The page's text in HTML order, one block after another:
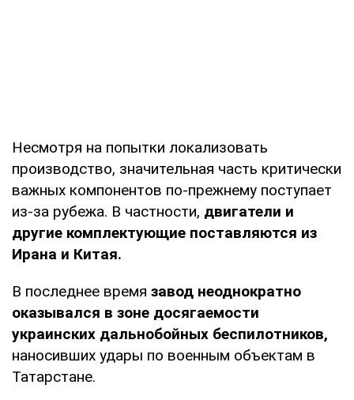
Несмотря на попытки локализовать
производство, значительная часть критически
важных компонентов по-прежнему поступает
из-за рубежа. В частности, двигатели и
другие комплектующие поставляются из
Ирана и Китая.
В последнее время завод неоднократно
оказывался в зоне досягаемости
украинских дальнобойных беспилотников,
наносивших удары по военным объектам в
Татарстане.